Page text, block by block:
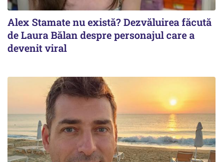
Alex Stamate nu există? Dezvăluirea făcută
de Laura Bălan despre personajul care a
devenit viral